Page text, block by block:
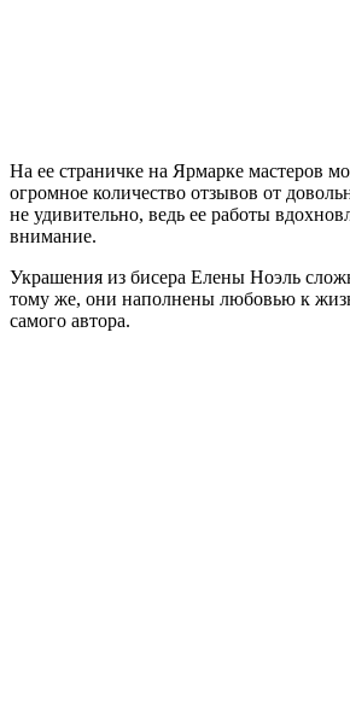
На ее страничке на Ярмарке мастеров
огромное количество отзывов от
не удивительно, ведь ее работы
внимание.
Украшения из бисера Елены Ноэль
тому же, они наполнены любовью к
самого автора.